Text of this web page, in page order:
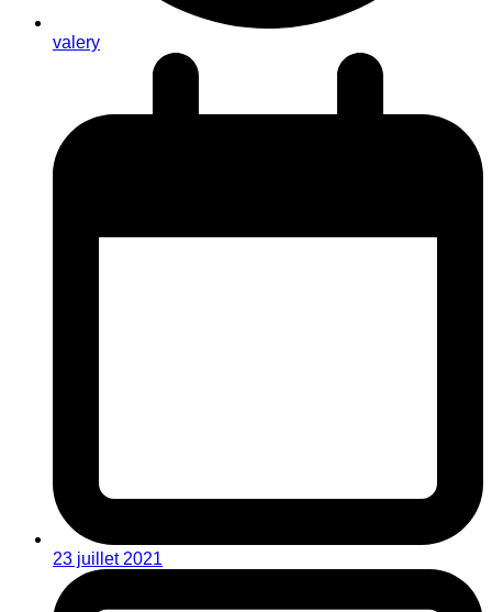
valery
23 juillet 2021